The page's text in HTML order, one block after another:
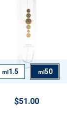
50
ml
1.5
ml
$51.00